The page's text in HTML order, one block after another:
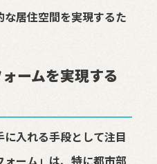
居住空間を実現するた
ームを実現する
入れる手段として注目